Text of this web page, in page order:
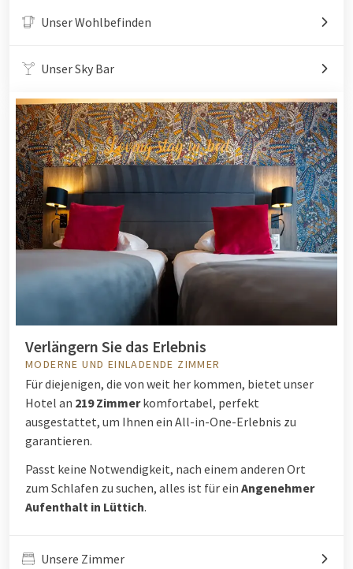
Unser Wohlbefinden
Unser Sky Bar
Verlängern Sie das Erlebnis
MODERNE UND EINLADENDE ZIMMER
Für diejenigen, die von weit her kommen, bietet unser
Hotel an 219 Zimmerkomfortabel, perfekt
ausgestattet, um Ihnen ein All-in-One-Erlebnis zu
garantieren.
Passt keine Notwendigkeit, nach einem anderen Ort
zum Schlafen zu suchen, alles ist für ein Angenehmer
Aufenthalt in Lüttich.
Unsere Zimmer